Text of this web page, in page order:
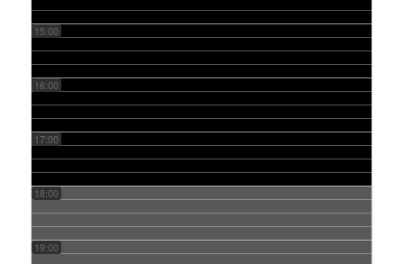
15:00
16:00
17:00
18:00
19:00